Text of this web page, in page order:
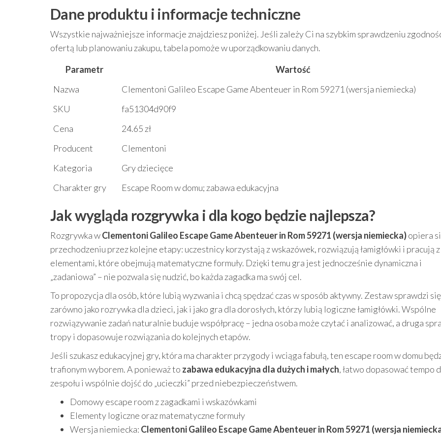
Dane produktu i informacje techniczne
Wszystkie najważniejsze informacje znajdziesz poniżej. Jeśli zależy Ci na szybkim sprawdzeniu
ofertą lub planowaniu zakupu, tabela pomoże w uporządkowaniu danych.
Parametr
Wartość
Nazwa
Clementoni Galileo Escape Game Abenteuer in Rom 59271 (wersja niemiecka)
SKU
fa51304d90f9
Cena
24.65 zł
Producent
Clementoni
Kategoria
Gry dziecięce
Charakter gry
Escape Room w domu; zabawa edukacyjna
Jak wygląda rozgrywka i dla kogo będzie najlepsza?
Rozgrywka wClementoni Galileo Escape Game Abenteuer in Rom 59271 (wersja niemiecka)opiera
przechodzeniu przez kolejne etapy: uczestnicy korzystają z wskazówek, rozwiązują łamigłówki i pracują z
elementami, które obejmują matematyczne formuły. Dzięki temu gra jest jednocześnie dynamiczna i
„zadaniowa” – nie pozwala się nudzić, bo każda zagadka ma swój cel.
To propozycja dla osób, które lubią wyzwania i chcą spędzać czas w sposób aktywny. Zestaw sprawdzi się
zarówno jako rozrywka dla dzieci, jak i jako gra dla dorosłych, którzy lubią logiczne łamigłówki. Wspólne
rozwiązywanie zadań naturalnie buduje współpracę – jedna osoba może czytać i analizować, a druga
tropy i dopasowuje rozwiązania do kolejnych etapów.
Jeśli szukasz edukacyjnej gry, która ma charakter przygody i wciąga fabułą, ten escape room w domu
trafionym wyborem. A ponieważ to zabawa edukacyjna dla dużych i małych, łatwo dopasować tempo
zespołu i wspólnie dojść do „ucieczki” przed niebezpieczeństwem.
Domowy escape room z zagadkami i wskazówkami
Elementy logiczne oraz matematyczne formuły
Wersja niemiecka: Clementoni Galileo Escape Game Abenteuer in Rom 59271 (wersja